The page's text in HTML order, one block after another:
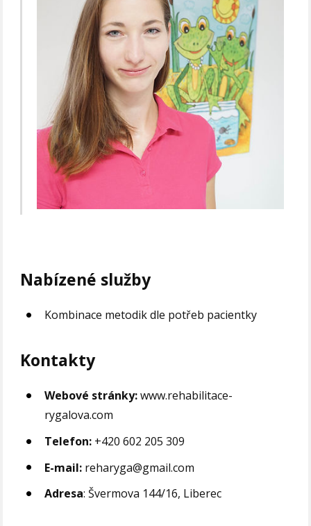
Nabízené služby
Kombinace metodik dle potřeb pacientky
Kontakty
Webové stránky:www.rehabilitace-
rygalova.com
Telefon: +420 602 205 309
E-mail: reharyga@gmail.com
Adresa: Švermova 144/16, Liberec